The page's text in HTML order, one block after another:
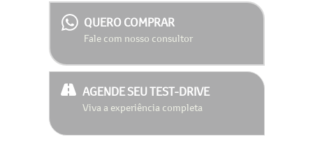
QUERO COMPRAR
Fale com nosso consultor
AGENDE SEU TEST-DRIVE
Viva a experiência completa